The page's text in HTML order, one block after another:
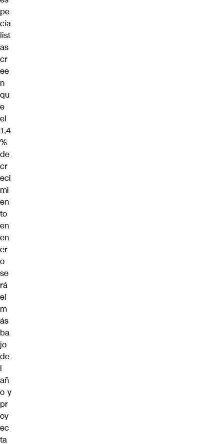
pe
cia
list
as
cr
ee
n
qu
e
el
1,4
%
de
cr
eci
mi
en
to
en
en
er
o
se
rá
el
m
ás
ba
jo
de
l
añ
o y
pr
oy
ec
ta